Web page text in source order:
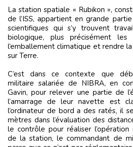
La station spatiale « Rubikon »,
de l’ISS, appartient en grande
scientifiques qui s’y trouvent
biologique, plus précisément les
l’emballement climatique et rendre
sur Terre.
C’est dans ce contexte que
militaire salariée de NIBRA, en
Gavin, pour relever une partie de
l’amarrage de leur navette est
l’ordinateur de bord a des ratés, il
mètres dans l’évaluation des
le contrôle pour réaliser
de la station, le commandant de